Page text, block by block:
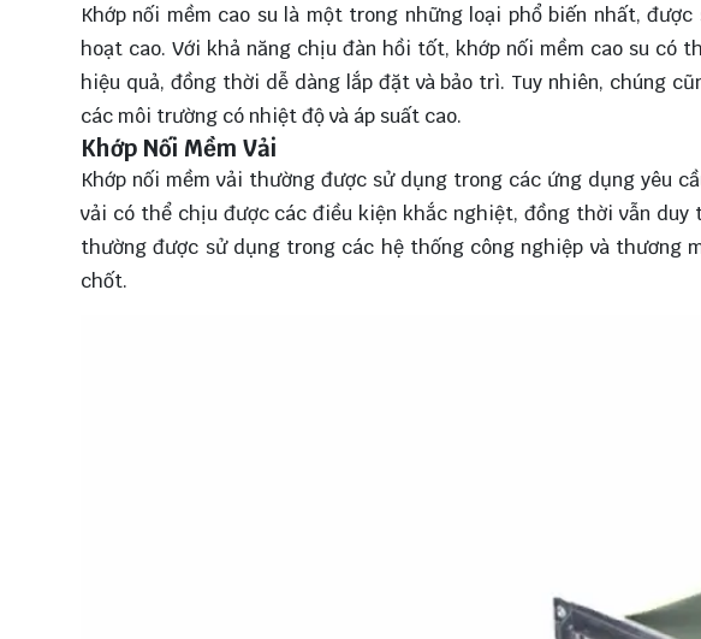
Khớp nối mềm cao su là một trong những loại phổ biến nhất,
hoạt cao. Với khả năng chịu đàn hồi tốt, khớp nối mềm cao su có
hiệu quả, đồng thời dễ dàng lắp đặt và bảo trì. Tuy nhiên, chúng
các môi trường có nhiệt độ và áp suất cao.
Khớp Nối Mềm Vải
Khớp nối mềm vải thường được sử dụng trong các ứng dụng yêu
vải có thể chịu được các điều kiện khắc nghiệt, đồng thời vẫn
thường được sử dụng trong các hệ thống công nghiệp và thương
chốt.